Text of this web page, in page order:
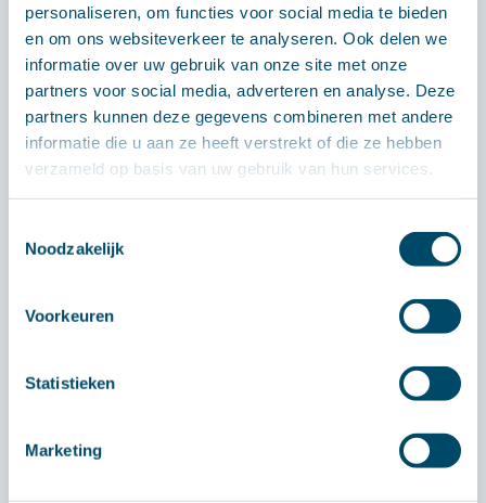
personaliseren, om functies voor social media te bieden
en om ons websiteverkeer te analyseren. Ook delen we
informatie over uw gebruik van onze site met onze
partners voor social media, adverteren en analyse. Deze
partners kunnen deze gegevens combineren met andere
informatie die u aan ze heeft verstrekt of die ze hebben
verzameld op basis van uw gebruik van hun services.
Noodzakelijk
Voorkeuren
Statistieken
Marketing
brengen.